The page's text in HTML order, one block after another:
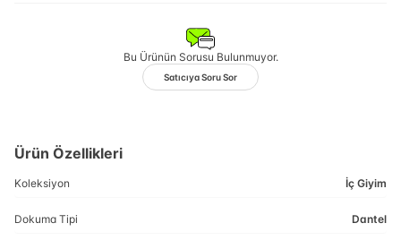
Bu Ürünün Sorusu Bulunmuyor.
Satıcıya Soru Sor
Ürün Özellikleri
Koleksiyon İç Giyim
Dokuma Tipi Dantel